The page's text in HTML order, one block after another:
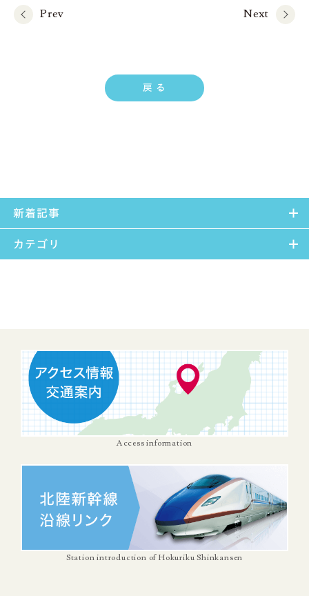
Prev Next
戻 る
新着記事
カテゴリ
Access information
Station introduction of Hokuriku Shinkansen